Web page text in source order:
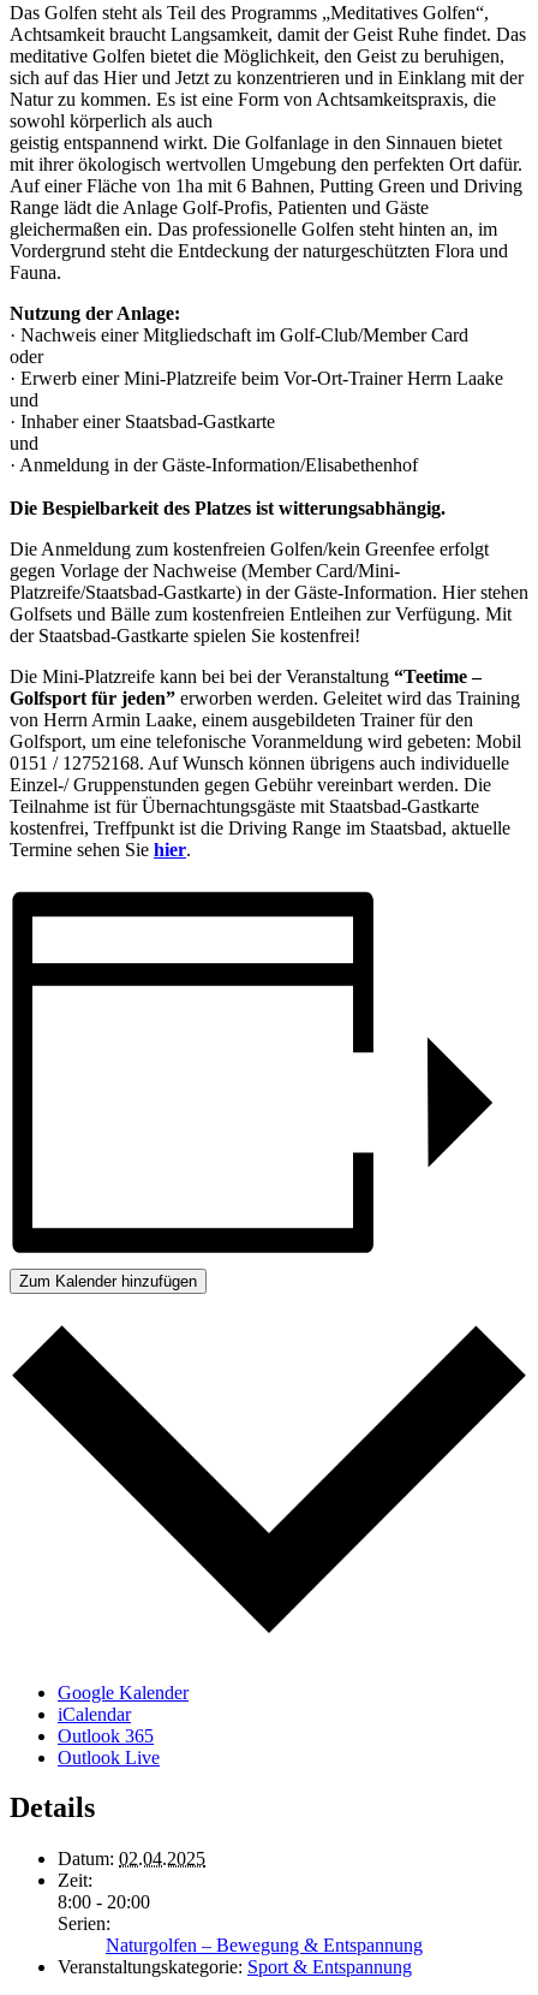
Das Golfen steht als Teil des Programms „Meditatives Golfen“,
Achtsamkeit braucht Langsamkeit, damit der Geist Ruhe findet. Das
meditative Golfen bietet die Möglichkeit, den Geist zu beruhigen,
sich auf das Hier und Jetzt zu konzentrieren und in Einklang mit der
Natur zu kommen. Es ist eine Form von Achtsamkeitspraxis, die
sowohl körperlich als auch
geistig entspannend wirkt. Die Golfanlage in den Sinnauen bietet
mit ihrer ökologisch wertvollen Umgebung den perfekten Ort dafür.
Auf einer Fläche von 1ha mit 6 Bahnen, Putting Green und Driving
Range lädt die Anlage Golf-Profis, Patienten und Gäste
gleichermaßen ein. Das professionelle Golfen steht hinten an, im
Vordergrund steht die Entdeckung der naturgeschützten Flora und
Fauna.
Nutzung der Anlage:
· Nachweis einer Mitgliedschaft im Golf-Club/Member Card
oder
· Erwerb einer Mini-Platzreife beim Vor-Ort-Trainer Herrn Laake
und
· Inhaber einer Staatsbad-Gastkarte
und
· Anmeldung in der Gäste-Information/Elisabethenhof
Die Bespielbarkeit des Platzes ist witterungsabhängig.
Die Anmeldung zum kostenfreien Golfen/kein Greenfee erfolgt
gegen Vorlage der Nachweise (Member Card/Mini-
Platzreife/Staatsbad-Gastkarte) in der Gäste-Information. Hier stehen
Golfsets und Bälle zum kostenfreien Entleihen zur Verfügung. Mit
der Staatsbad-Gastkarte spielen Sie kostenfrei!
Die Mini-Platzreife kann bei bei der Veranstaltung “Teetime –
Golfsport für jeden” erworben werden. Geleitet wird das Training
von Herrn Armin Laake, einem ausgebildeten Trainer für den
Golfsport, um eine telefonische Voranmeldung wird gebeten: Mobil
0151 / 12752168. Auf Wunsch können übrigens auch individuelle
Einzel-/ Gruppenstunden gegen Gebühr vereinbart werden. Die
Teilnahme ist für Übernachtungsgäste mit Staatsbad-Gastkarte
kostenfrei, Treffpunkt ist die Driving Range im Staatsbad, aktuelle
Termine sehen Sie hier.
Zum Kalender hinzufügen
Google Kalender
iCalendar
Outlook 365
Outlook Live
Details
Datum: 02.04.2025
Zeit:
8:00 - 20:00
Serien:
Naturgolfen – Bewegung & Entspannung
Veranstaltungskategorie: Sport & Entspannung